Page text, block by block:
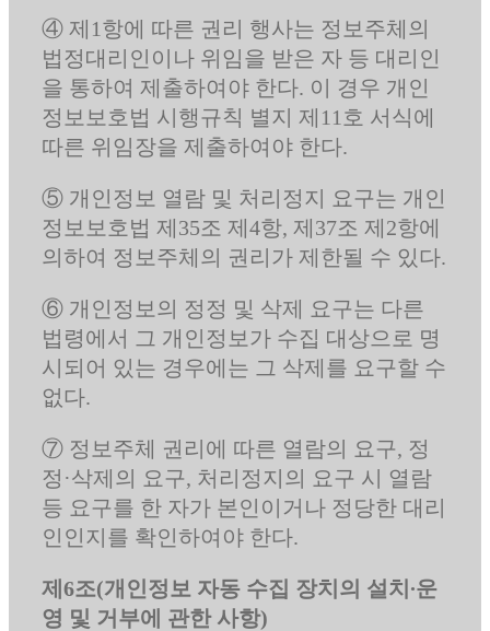
④ 제1항에 따른 권리 행사는 정보주체의
법정대리인이나 위임을 받은 자 등 대리인
을 통하여 제출하여야 한다. 이 경우 개인
정보보호법 시행규칙 별지 제11호 서식에
따른 위임장을 제출하여야 한다.
⑤ 개인정보 열람 및 처리정지 요구는 개인
정보보호법 제35조 제4항, 제37조 제2항에
의하여 정보주체의 권리가 제한될 수 있다.
⑥ 개인정보의 정정 및 삭제 요구는 다른
법령에서 그 개인정보가 수집 대상으로 명
시되어 있는 경우에는 그 삭제를 요구할 수
없다.
⑦ 정보주체 권리에 따른 열람의 요구, 정
정·삭제의 요구, 처리정지의 요구 시 열람
등 요구를 한 자가 본인이거나 정당한 대리
인인지를 확인하여야 한다.
제6조(개인정보 자동 수집 장치의 설치∙운
영 및 거부에 관한 사항)